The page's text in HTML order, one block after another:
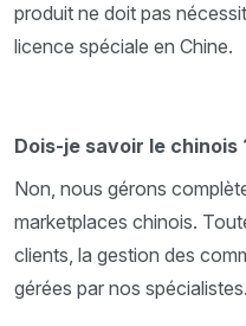
produit ne doit pas
licence spéciale en Chine.
Dois-je savoir le chinois
Non, nous gérons
marketplaces chinois.
clients, la gestion des
gérées par nos spécialistes.